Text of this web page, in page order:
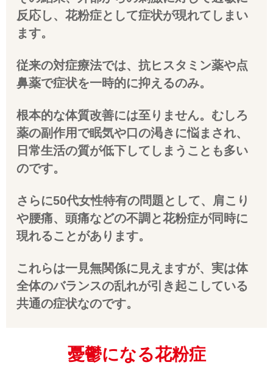
反応し、花粉症として症状が現れてしまい
ます。
従来の対症療法では、抗ヒスタミン薬や点
鼻薬で症状を一時的に抑えるのみ。
根本的な体質改善には至りません。むしろ
薬の副作用で眠気や口の渇きに悩まされ、
日常生活の質が低下してしまうことも多い
のです。
さらに50代女性特有の問題として、肩こり
や腰痛、頭痛などの不調と花粉症が同時に
現れることがあります。
これらは一見無関係に見えますが、実は体
全体のバランスの乱れが引き起こしている
共通の症状なのです。
憂鬱になる花粉症